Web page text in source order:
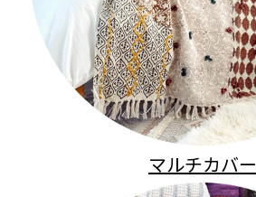
マルチカバー